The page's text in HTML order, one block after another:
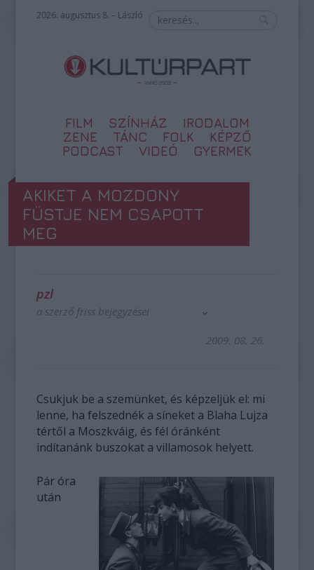
2026. augusztus 8. – László
FILM SZÍNHÁZ
IRODALOM
ZENE
TÁNC FOLK
KÉPZŐ
PODCAST
VIDEÓ GYERMEK
AKIKET A MOZDONY
FÜSTJE NEM CSAPOTT
MEG
pzl
a szerző friss bejegyzései
2009. 08. 26.
Csukjuk be a szemünket, és képzeljük el: mi
lenne, ha felszednék a síneket a Blaha Lujza
tértől a Moszkváig, és fél óránként
indítanánk buszokat a villamosok helyett.
Pár óra
után